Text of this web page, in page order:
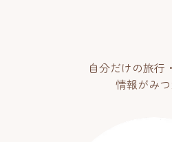
自分だけの旅行
情報がみつ